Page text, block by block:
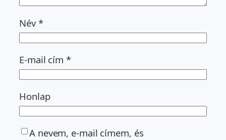
Név*
E-mail cím *
Honlap
A nevem, e-mail címem, és